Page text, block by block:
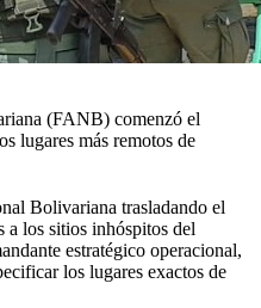
(FANB) comenzó el
lugares más remotos de
Bolivariana trasladando el
a los sitios inhóspitos del
estratégico operacional,
los lugares exactos de